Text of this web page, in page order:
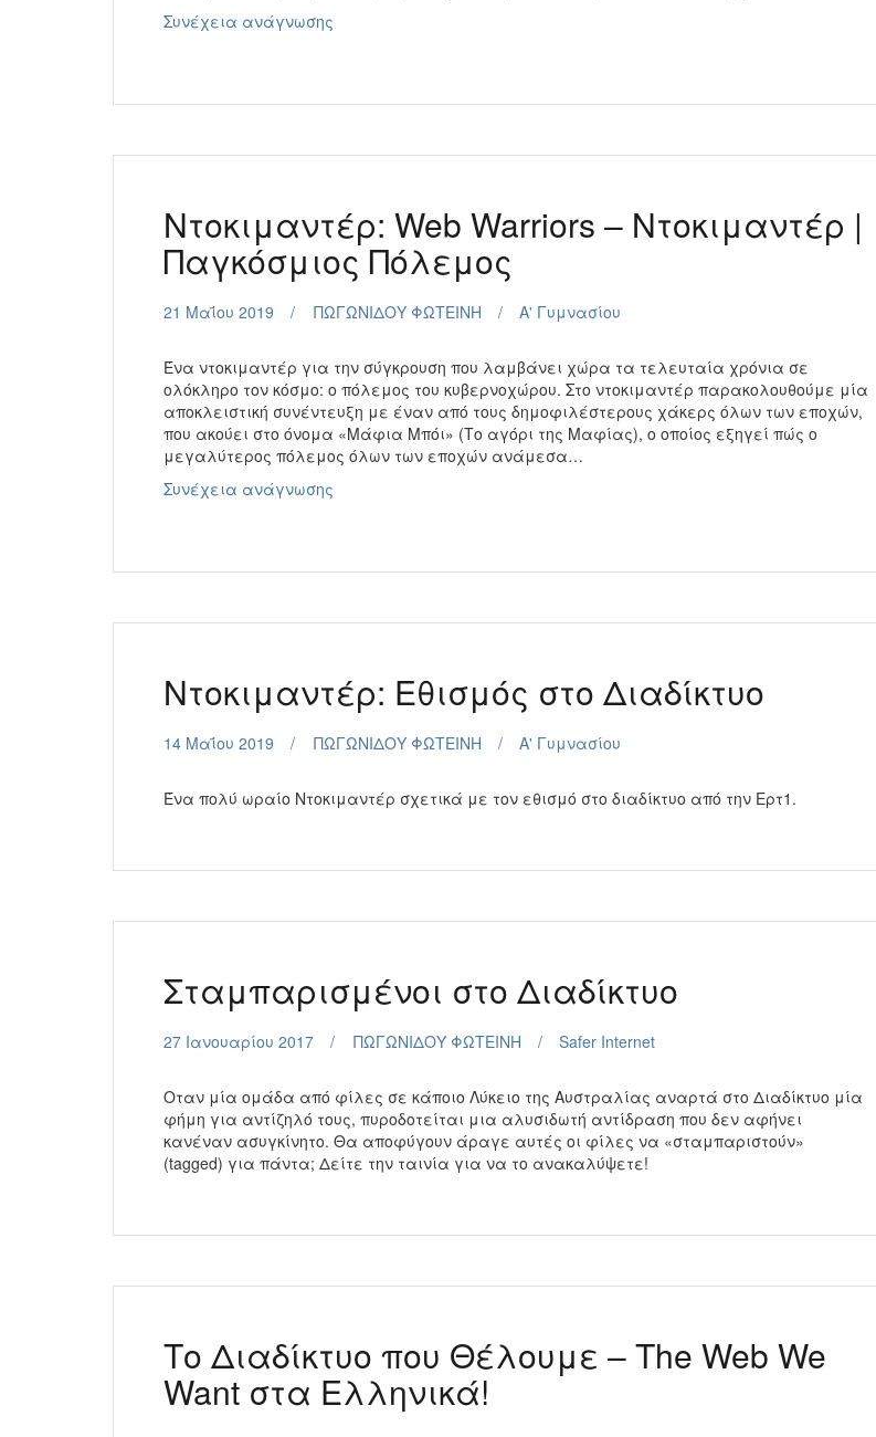
Συνέχεια ανάγνωσης
The
–
των
Προσωπικών
Δεδομένων
Ντοκιμαντέρ: Web Warriors – Ντοκιμαντέρ |
Παγκόσμιος Πόλεμος
21 Μαΐου 2019 ΠΩΓΩΝΙΔΟΥ ΦΩΤΕΙΝΗ Α' Γυμνασίου
Ένα ντοκιμαντέρ για την σύγκρουση που λαμβάνει χώρα τα τελευταία χρόνια σε
ολόκληρο τον κόσμο: ο πόλεμος του κυβερνοχώρου. Στο ντοκιμαντέρ παρακολουθούμε μία
αποκλειστική συνέντευξη με έναν από τους δημοφιλέστερους χάκερς όλων των εποχών,
που ακούει στο όνομα «Μάφια Μπόι» (Το αγόρι της Μαφίας), ο οποίος εξηγεί πώς ο
μεγαλύτερος πόλεμος όλων των εποχών ανάμεσα…
Συνέχεια ανάγνωσης
Ντοκιμαντέρ
Παγκόσμιος
Ντοκιμαντέρ: Εθισμός στο Διαδίκτυο
14 Μαΐου 2019 ΠΩΓΩΝΙΔΟΥ ΦΩΤΕΙΝΗ Α' Γυμνασίου
Ένα πολύ ωραίο Ντοκιμαντέρ σχετικά με τον εθισμό στο διαδίκτυο από την Ερτ1.
Σταμπαρισμένοι στο Διαδίκτυο
27 Ιανουαρίου 2017 ΠΩΓΩΝΙΔΟΥ ΦΩΤΕΙΝΗ Safer Internet
Oταν μία ομάδα από φίλες σε κάποιο Λύκειο της Αυστραλίας αναρτά στο Διαδίκτυο μία
φήμη για αντίζηλό τους, πυροδοτείται μια αλυσιδωτή αντίδραση που δεν αφήνει
κανέναν ασυγκίνητο. Θα αποφύγουν άραγε αυτές οι φίλες να «σταμπαριστούν»
(tagged) για πάντα; Δείτε την ταινία για να το ανακαλύψετε!
Το Διαδίκτυο που Θέλουμε – The Web We
Want στα Ελληνικά!